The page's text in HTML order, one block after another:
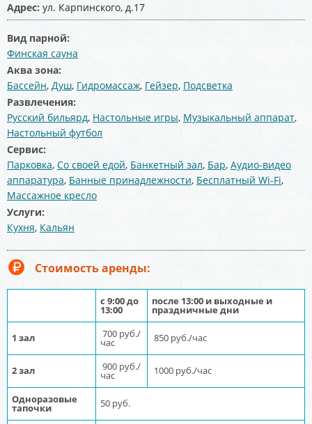
Адрес: ул. Карпинского, д.17
Вид парной:
Финская сауна
Аква зона:
Бассейн, Душ, Гидромассаж, Гейзер, Подсветка
Развлечения:
Русский бильярд, Настольные игры, Музыкальный аппарат,
Настольный футбол
Сервис:
Парковка, Со своей едой, Банкетный зал, Бар, Аудио-видео
аппаратура, Банные принадлежности, Бесплатный Wi-Fi,
Массажное кресло
Услуги:
Кухня, Кальян
Стоимость аренды:
с 9:00 до
13:00
после 13:00 и выходные и
праздничные дни
1 зал 700 руб./
час 850 руб./час
2 зал 900 руб./
час 1000 руб./час
Одноразовые
тапочки 50 руб.